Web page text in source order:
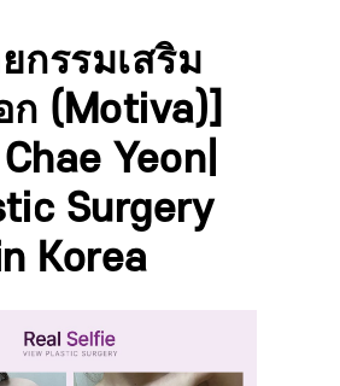
กรรมเสริม
ก (Motiva)]
Yeon|
Surgery
Korea